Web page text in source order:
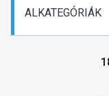
ALKATEGÓRIÁK